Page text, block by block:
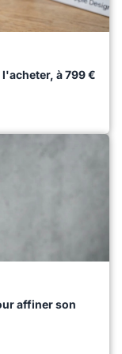
à 799 €
affiner son